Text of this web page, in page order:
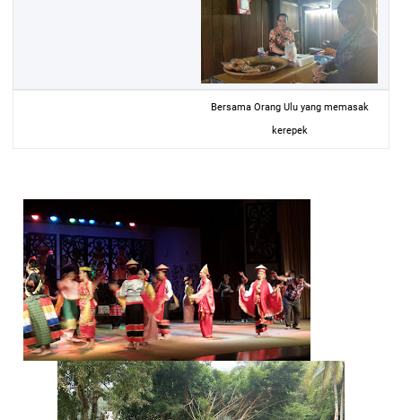
Bersama Orang Ulu yang memasak
kerepek